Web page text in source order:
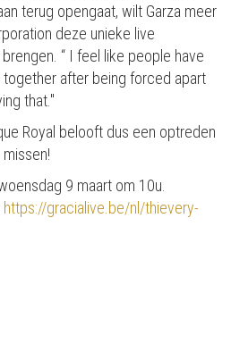
terug opengaat, wilt Garza meer
deze unieke live
“ I feel like people have
after being forced apart
that."
Royal belooft dus een optreden
9 maart om 10u.
https://gracialive.be/nl/thievery-